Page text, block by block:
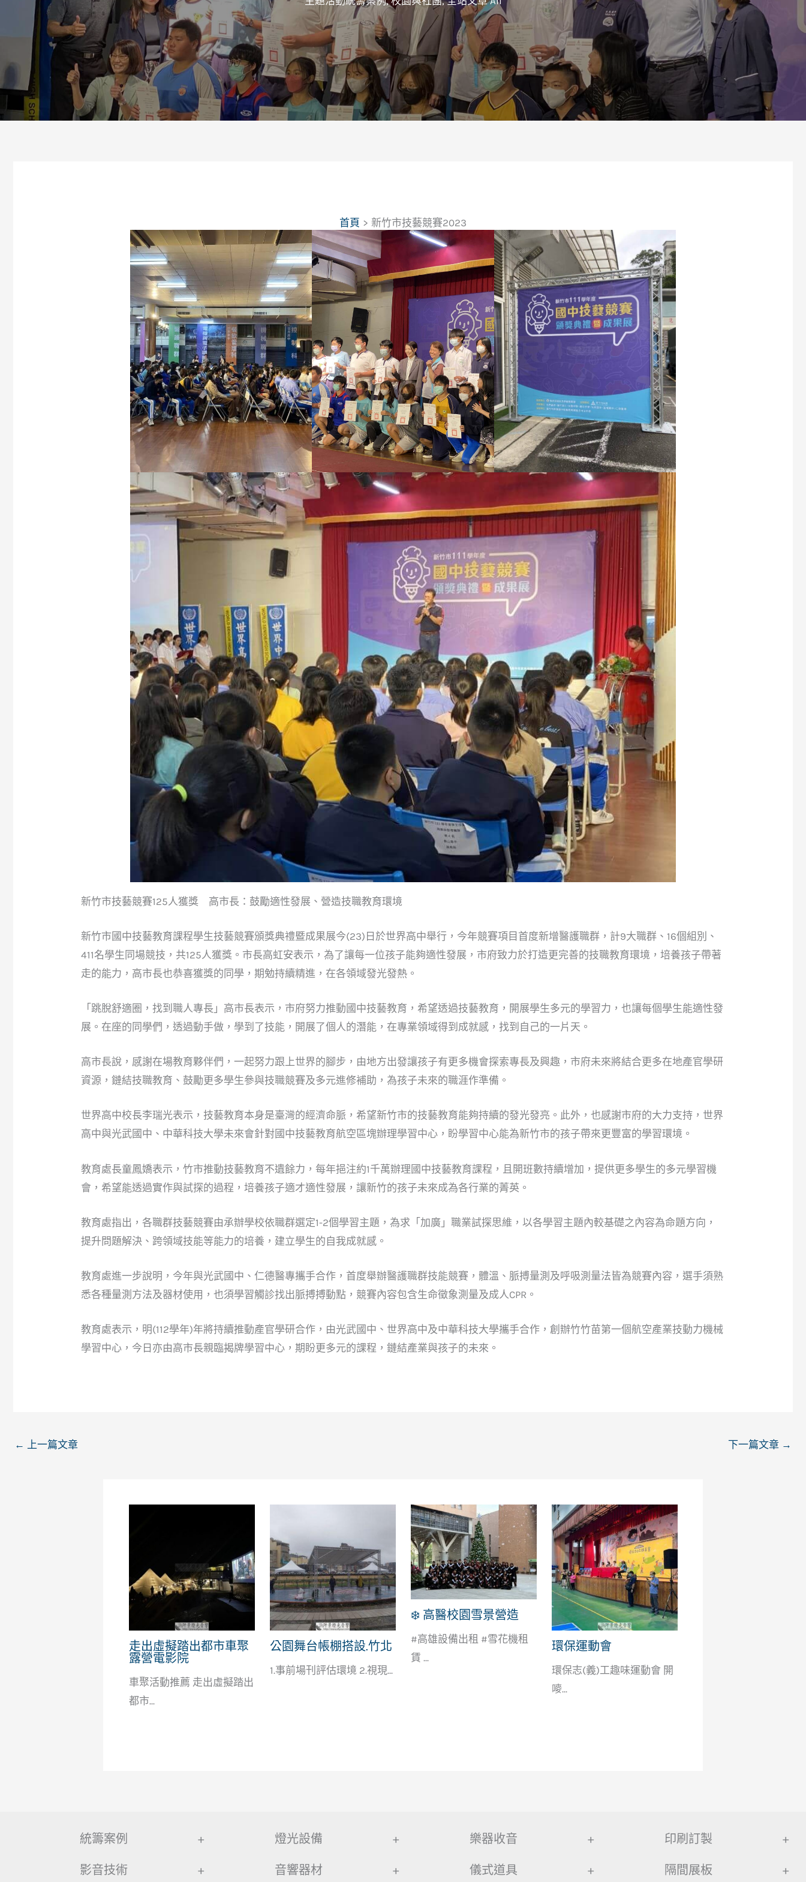
首頁 新竹市技藝競賽2023
新竹市技藝競賽125人獲獎 高市長：鼓勵適性發展、營造技職教育環境
新竹市國中技藝教育課程學生技藝競賽頒獎典禮暨成果展今(23)日於世界高中舉行，今年競賽項目首度新增醫護職群，計9大職群、16個組別、
411名學生同場競技，共125人獲獎。市長高虹安表示，為了讓每一位孩子能夠適性發展，市府致力於打造更完善的技職教育環境，培養孩子帶著
走的能力，高市長也恭喜獲獎的同學，期勉持續精進，在各領域發光發熱。
「跳脫舒適圈，找到職人專長」高市長表示，市府努力推動國中技藝教育，希望透過技藝教育，開展學生多元的學習力，也讓每個學生能適性發
展。在座的同學們，透過動手做，學到了技能，開展了個人的潛能，在專業領域得到成就感，找到自己的一片天。
高市長說，感謝在場教育夥伴們，一起努力跟上世界的腳步，由地方出發讓孩子有更多機會探索專長及興趣，市府未來將結合更多在地產官學研
資源，鏈結技職教育、鼓勵更多學生參與技職競賽及多元進修補助，為孩子未來的職涯作準備。
世界高中校長李瑞光表示，技藝教育本身是臺灣的經濟命脈，希望新竹市的技藝教育能夠持續的發光發亮。此外，也感謝市府的大力支持，世界
高中與光武國中、中華科技大學未來會針對國中技藝教育航空區塊辦理學習中心，盼學習中心能為新竹市的孩子帶來更豐富的學習環境。
教育處長童鳳嬌表示，竹市推動技藝教育不遺餘力，每年挹注約1千萬辦理國中技藝教育課程，且開班數持續增加，提供更多學生的多元學習機
會，希望能透過實作與試探的過程，培養孩子適才適性發展，讓新竹的孩子未來成為各行業的菁英。
教育處指出，各職群技藝競賽由承辦學校依職群選定1-2個學習主題，為求「加廣」職業試探思維，以各學習主題內較基礎之內容為命題方向，
提升問題解決、跨領域技能等能力的培養，建立學生的自我成就感。
教育處進一步說明，今年與光武國中、仁德醫專攜手合作，首度舉辦醫護職群技能競賽，體溫、脈搏量測及呼吸測量法皆為競賽內容，選手須熟
悉各種量測方法及器材使用，也須學習觸診找出脈搏搏動點，競賽內容包含生命徵象測量及成人CPR。
教育處表示，明(112學年)年將持續推動產官學研合作，由光武國中、世界高中及中華科技大學攜手合作，創辦竹竹苗第一個航空產業技動力機械
學習中心，今日亦由高市長親臨揭牌學習中心，期盼更多元的課程，鏈結產業與孩子的未來。
← 上一篇文章 下一篇文章 →
走出虛擬踏出都市車聚
露營電影院
車聚活動推薦 走出虛擬踏出
都市...
公園舞台帳棚搭設.竹北
1.事前場刊評估環境 2.視現...
❄️ 高醫校園雪景營造
#高雄設備出租 #雪花機租
賃 ...
環保運動會
環保志(義)工趣味運動會 開
嘜...
統籌案例 +
影音技術 +
燈光設備 +
音響器材 +
樂器收音 +
儀式道具 +
印刷訂製 +
隔間展板 +